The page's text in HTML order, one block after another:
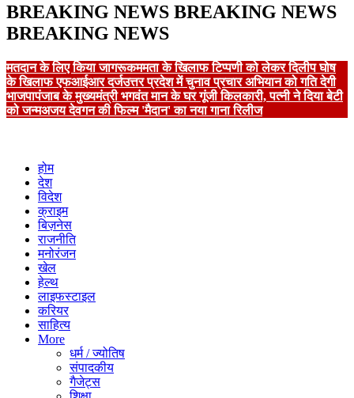
BREAKING NEWS BREAKING NEWS
BREAKING NEWS
मतदान के लिए किया जागरूकममता के खिलाफ टिप्पणी को लेकर दिलीप घोष
के खिलाफ एफआईआर दर्जउत्तर प्रदेश में चुनाव प्रचार अभियान को गति देगी
भाजपापंजाब के मुख्यमंत्री भगवंत मान के घर गूंजी किलकारी, पत्नी ने दिया बेटी
को जन्मअजय देवगन की फिल्म 'मैदान' का नया गाना रिलीज
होम
देश
विदेश
क्राइम
बिज़नेस
राजनीति
मनोरंजन
खेल
हेल्थ
लाइफस्टाइल
करियर
साहित्य
More
धर्म / ज्योतिष
संपादकीय
गैजेट्स